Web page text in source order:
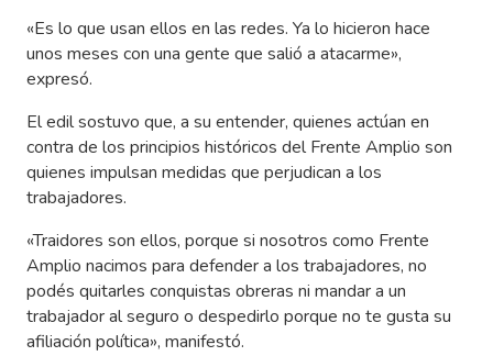
«Es lo que usan ellos en las redes. Ya lo hicieron hace
unos meses con una gente que salió a atacarme»,
expresó.
El edil sostuvo que, a su entender, quienes actúan en
contra de los principios históricos del Frente Amplio son
quienes impulsan medidas que perjudican a los
trabajadores.
«Traidores son ellos, porque si nosotros como Frente
Amplio nacimos para defender a los trabajadores, no
podés quitarles conquistas obreras ni mandar a un
trabajador al seguro o despedirlo porque no te gusta su
afiliación política», manifestó.